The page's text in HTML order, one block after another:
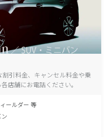
引料金、キャンセル料金や乗
店舗にお電話ください。
ールダー 等